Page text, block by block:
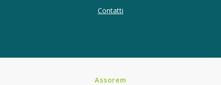
Contatti
Assorem